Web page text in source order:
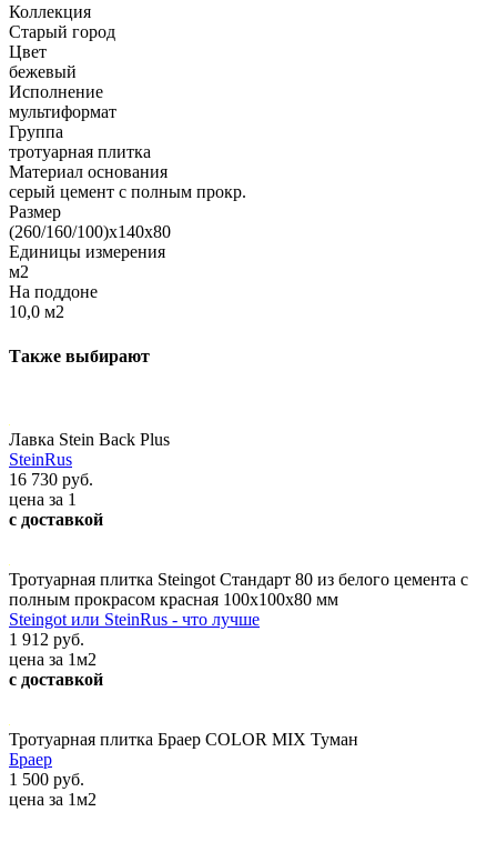
Коллекция
Старый город
Цвет
бежевый
Исполнение
мультиформат
Группа
тротуарная плитка
Материал основания
серый цемент с полным прокр.
Размер
(260/160/100)х140х80
Единицы измерения
м2
На поддоне
10,0 м2
Также выбирают
Лавка Stein Back Plus
SteinRus
16 730 руб.
цена за 1
с доставкой
Тротуарная плитка Steingot Стандарт 80 из белого цемента с
полным прокрасом красная 100х100х80 мм
Steingot или SteinRus - что лучше
1 912 руб.
цена за 1м2
с доставкой
Тротуарная плитка Браер COLOR MIX Туман
Браер
1 500 руб.
цена за 1м2